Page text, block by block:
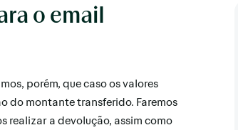
o email
porém, que caso os valores
do montante transferido. Faremos
realizar a devolução, assim como